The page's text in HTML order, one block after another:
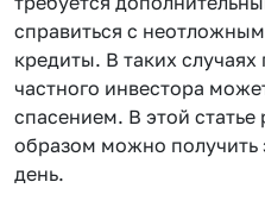
справиться с
кредиты. В таких
частного инвестора
спасением. В этой
образом можно получить
день.